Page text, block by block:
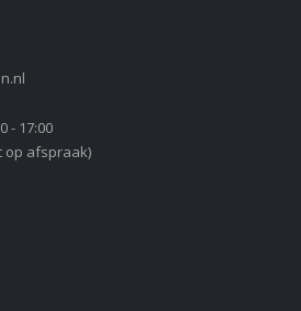
- 17:00
op afspraak)